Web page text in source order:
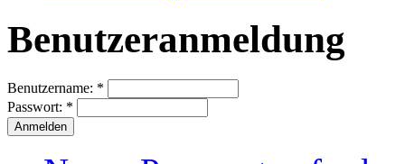
Benutzeranmeldung
Benutzername: *
Passwort: *